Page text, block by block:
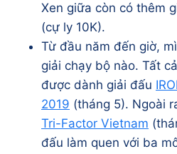
Xen giữa còn có thêm
(cự ly 10K).
Từ đầu năm đến giờ,
giải chạy bộ nào. Tất
được dành giải đấu
2019 (tháng 5). Ngoài
Tri-Factor Vietnam
đấu làm quen với ba